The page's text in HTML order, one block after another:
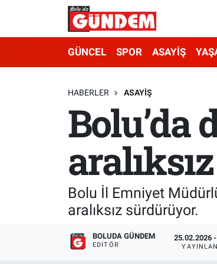
GÜNCEL SPOR ASAYİŞ
HABERLER ASAYİŞ
Bolu’da
Bolu İl Emniyet
aralıksız sürdürüyor.
BOLUDA GÜNDEM
EDITÖR
25.02.2026
Merkez Nöbetçi Eczaneler
Süper Lig Puan Durumu ve Fikstür
Tüm Manşetler
Son Dakika Haberleri